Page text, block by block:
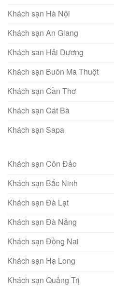
Khách sạn Hà Nội
Khách sạn An Giang
Khách san Hải Dương
Khách sạn Buôn Ma Thuột
Khách sạn Cần Thơ
Khách sạn Cát Bà
Khách sạn Sapa
Khách sạn Côn Đảo
Khách sạn Bắc Ninh
Khách sạn Đà Lạt
Khách sạn Đà Nẵng
Khách sạn Đồng Nai
Khách sạn Hạ Long
Khách sạn Quảng Trị